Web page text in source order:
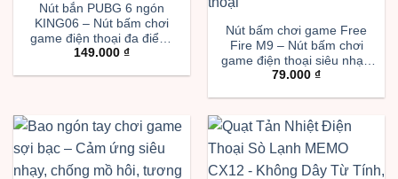
Nút bắn PUBG 6 ngón
KING06 – Nút bấm chơi
game điện thoại đa điểm,
thao tác toàn diện, hỗ trợ
149.000 ₫
Nút bấm chơi game Free
Fire M9 – Nút bấm chơi
game điện thoại siêu nhạy,
hỗ trợ thao tác nhanh,
79.000 ₫